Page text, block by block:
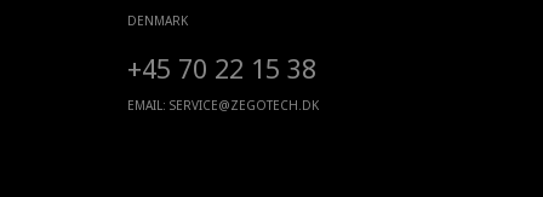
DENMARK
+45 70 22 15 38
EMAIL: SERVICE@ZEGOTECH.DK